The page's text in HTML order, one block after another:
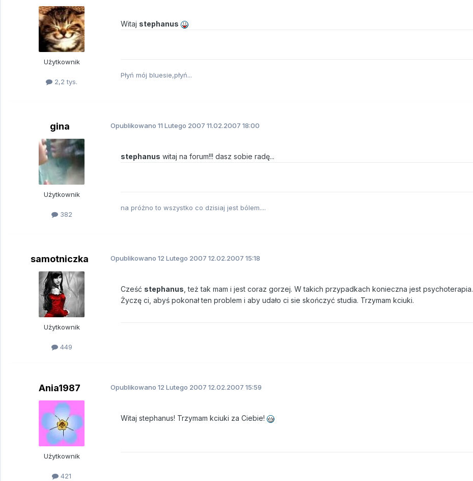
Użytkownik
2,2 tys.
Witaj stephanus
Płyń mój bluesie,płyń...
gina
Użytkownik
382
Opublikowano 11 Lutego 2007 11.02.2007 18:00
stephanus witaj na forum!!! dasz sobie radę...
na próżno to wszystko co dzisiaj jest bólem....
samotniczka
Użytkownik
449
Opublikowano 12 Lutego 2007 12.02.2007 15:18
Cześć stephanus , też tak mam i jest coraz gorzej. W takich przypadkach konieczna jest psychoterapia.
Życzę ci, abyś pokonał ten problem i aby udało ci sie skończyć studia. Trzymam kciuki.
Ania1987
Użytkownik
421
Opublikowano 12 Lutego 2007 12.02.2007 15:59
Witaj stephanus! Trzymam kciuki za Ciebie!